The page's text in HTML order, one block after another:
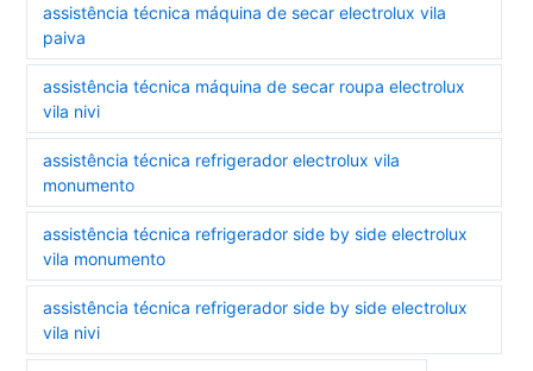
assistência técnica máquina de secar electrolux vila
paiva
assistência técnica máquina de secar roupa electrolux
vila nivi
assistência técnica refrigerador electrolux vila
monumento
assistência técnica refrigerador side by side electrolux
vila monumento
assistência técnica refrigerador side by side electrolux
vila nivi